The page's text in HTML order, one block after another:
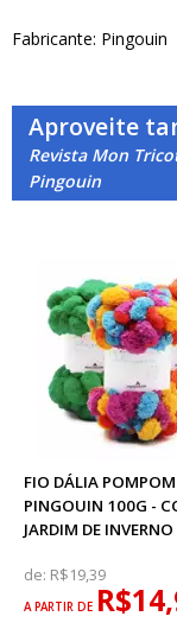
Fabricante: Pingouin
Aproveite
Revista Mon
Pingouin
FIO DÁLIA POMPOM
PINGOUIN 100G -
JARDIM DE INVERNO
de: R$19,39
A PARTIR DE